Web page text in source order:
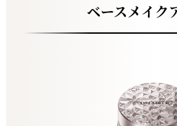
ベースメイク